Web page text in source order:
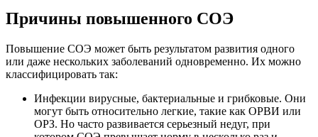
Причины повышенного СОЭ
Повышение СОЭ может быть результатом развития одного
или даже нескольких заболеваний одновременно. Их можно
классифицировать так:
Инфекции вирусные, бактериальные и грибковые. Они
могут быть относительно легкие, такие как ОРВИ или
ОРЗ. Но часто развивается серьезный недуг, при